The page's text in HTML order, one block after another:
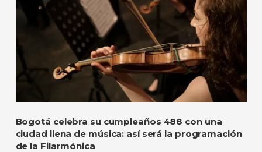
Bogotá celebra su cumpleaños 488 con una
ciudad llena de música: así será la programación
de la Filarmónica